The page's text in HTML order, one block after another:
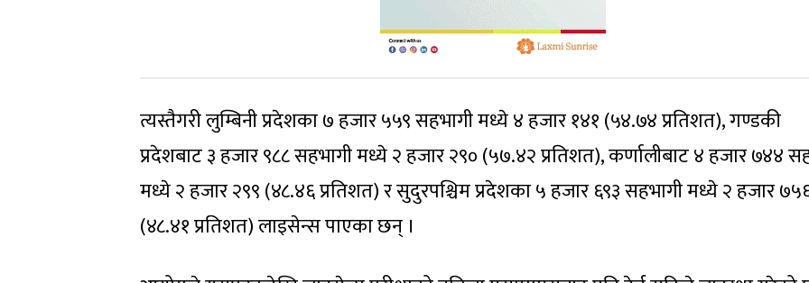
त्यस्तैगरी लुम्बिनी प्रदेशका ७ हजार ५५९ सहभागी मध्ये ४ हजार १४१ (५४.७४ प्रतिशत), गण्डकी
प्रदेशबाट ३ हजार ९८८ सहभागी मध्ये २ हजार २९० (५७.४२ प्रतिशत), कर्णालीबाट ४ हजार ७४४
मध्ये २ हजार २९९ (४८.४६ प्रतिशत) र सुदुरपश्चिम प्रदेशका ५ हजार ६९३ सहभागी मध्ये २ हजार
(४८.४१ प्रतिशत) लाइसेन्स पाएका छन् ।